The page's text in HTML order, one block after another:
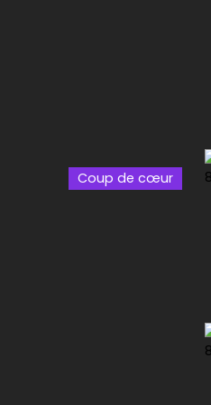
Coup de cœur